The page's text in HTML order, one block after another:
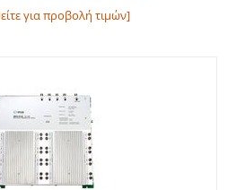
για προβολή τιμών]